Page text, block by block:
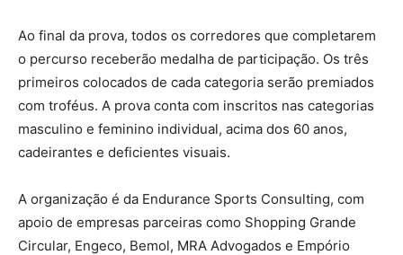
Ao final da prova, todos os corredores que completarem
o percurso receberão medalha de participação. Os três
primeiros colocados de cada categoria serão premiados
com troféus. A prova conta com inscritos nas categorias
masculino e feminino individual, acima dos 60 anos,
cadeirantes e deficientes visuais.
A organização é da Endurance Sports Consulting, com
apoio de empresas parceiras como Shopping Grande
Circular, Engeco, Bemol, MRA Advogados e Empório